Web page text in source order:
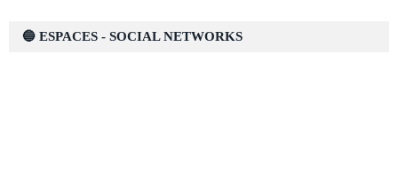
🔵 ESPACES - SOCIAL NETWORKS